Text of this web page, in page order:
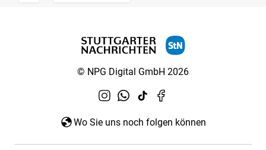
© NPG Digital GmbH 2026
Wo Sie uns noch folgen können